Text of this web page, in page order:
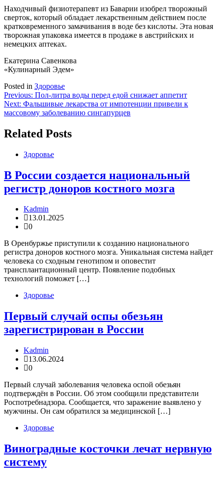
Находчивый физиотерапевт из Баварии изобрел творожный
сверток, который обладает лекарственным действием после
кратковременного замачивания в воде без кислоты. Эта новая
творожная упаковка имеется в продаже в австрийских и
немецких аптеках.
Екатерина Савенкова
«Кулинарный Эдем»
Posted in Здоровье
Навигация
по
Previous: Пол-литра воды перед едой снижает аппетит
Next: Фальшивые лекарства от импотенции привели к
массовому заболеванию сингапурцев
Related Posts
Здоровье
В России создается национальный
регистр доноров костного мозга
Kadmin
13.01.2025
0
В Оренбуржье приступили к созданию национального
регистра доноров костного мозга. Уникальная система найдет
человека со сходным генотипом и оповестит
трансплантационный центр. Появление подобных
технологий поможет […]
Здоровье
Первый случай оспы обезьян
зарегистрирован в России
Kadmin
13.06.2024
0
Первый случай заболевания человека оспой обезьян
подтверждён в России. Об этом сообщили представители
Роспотребнадзора. Сообщается, что заражение выявлено у
мужчины. Он сам обратился за медицинской […]
Здоровье
Виноградные косточки лечат нервную
систему